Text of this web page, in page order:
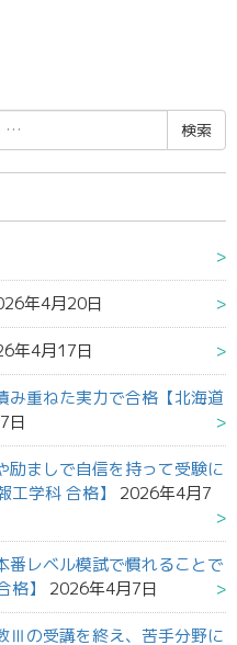
年4月20日
年4月17日
み重ねた実力で合格【北海道
日
励ましで自信を持って受験に
学科 合格】
2026年4月7
番レベル模試で慣れることで
】
2026年4月7日
Ⅲの受講を終え、苦手分野に